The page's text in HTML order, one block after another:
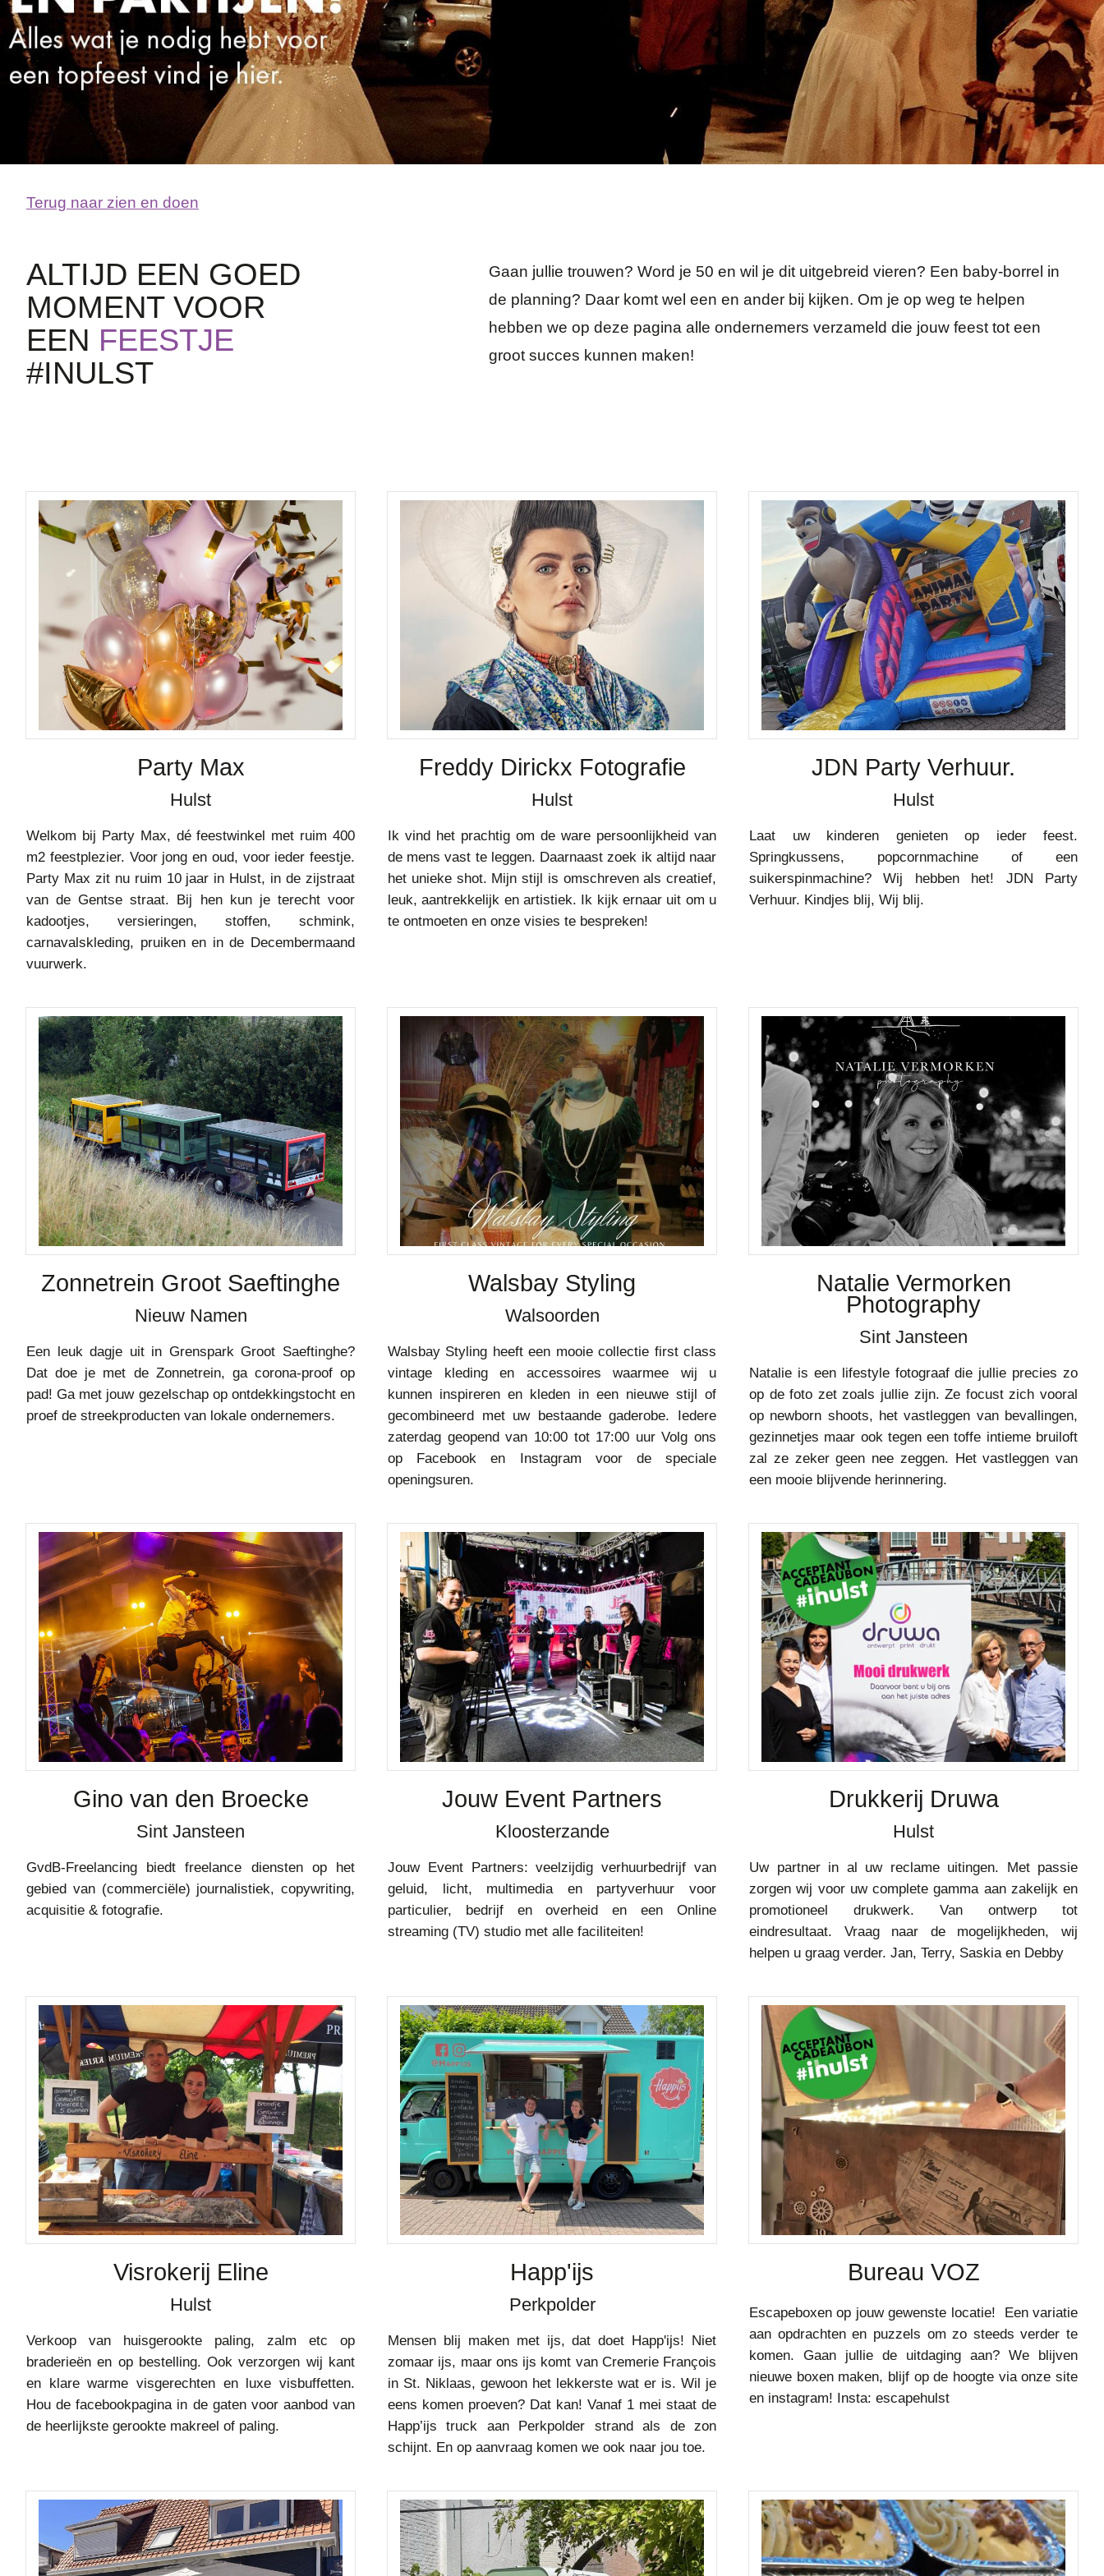
Terug naar zien en doen
ALTIJD EEN GOED
MOMENT VOOR
EEN FEESTJE
#INULST
Gaan jullie trouwen? Word je 50 en wil je dit uitgebreid vieren? Een baby-borrel in
de planning? Daar komt wel een en ander bij kijken. Om je op weg te helpen
hebben we op deze pagina alle ondernemers verzameld die jouw feest tot een
groot succes kunnen maken!
Party Max
Hulst
Welkom bij Party Max, dé feestwinkel met ruim 400
m2 feestplezier. Voor jong en oud, voor ieder feestje.
Party Max zit nu ruim 10 jaar in Hulst, in de zijstraat
van de Gentse straat. Bij hen kun je terecht voor
kadootjes, versieringen, stoffen, schmink,
carnavalskleding, pruiken en in de Decembermaand
vuurwerk.
Freddy Dirickx Fotografie
Hulst
Ik vind het prachtig om de ware persoonlijkheid van
de mens vast te leggen. Daarnaast zoek ik altijd naar
het unieke shot. Mijn stijl is omschreven als creatief,
leuk, aantrekkelijk en artistiek. Ik kijk ernaar uit om u
te ontmoeten en onze visies te bespreken!
JDN Party Verhuur.
Hulst
Laat uw kinderen genieten op ieder feest.
Springkussens, popcornmachine of een
suikerspinmachine? Wij hebben het! JDN Party
Verhuur. Kindjes blij, Wij blij.
Zonnetrein Groot Saeftinghe
Nieuw Namen
Een leuk dagje uit in Grenspark Groot Saeftinghe?
Dat doe je met de Zonnetrein, ga corona-proof op
pad! Ga met jouw gezelschap op ontdekkingstocht en
proef de streekproducten van lokale ondernemers.
Walsbay Styling
Walsoorden
Walsbay Styling heeft een mooie collectie first class
vintage kleding en accessoires waarmee wij u
kunnen inspireren en kleden in een nieuwe stijl of
gecombineerd met uw bestaande gaderobe. Iedere
zaterdag geopend van 10:00 tot 17:00 uur Volg ons
op Facebook en Instagram voor de speciale
openingsuren.
Natalie Vermorken
Photography
Sint Jansteen
Natalie is een lifestyle fotograaf die jullie precies zo
op de foto zet zoals jullie zijn. Ze focust zich vooral
op newborn shoots, het vastleggen van bevallingen,
gezinnetjes maar ook tegen een toffe intieme bruiloft
zal ze zeker geen nee zeggen. Het vastleggen van
een mooie blijvende herinnering.
Gino van den Broecke
Sint Jansteen
GvdB-Freelancing biedt freelance diensten op het
gebied van (commerciële) journalistiek, copywriting,
acquisitie & fotografie.
Jouw Event Partners
Kloosterzande
Jouw Event Partners: veelzijdig verhuurbedrijf van
geluid, licht, multimedia en partyverhuur voor
particulier, bedrijf en overheid en een Online
streaming (TV) studio met alle faciliteiten!
Drukkerij Druwa
Hulst
Uw partner in al uw reclame uitingen. Met passie
zorgen wij voor uw complete gamma aan zakelijk en
promotioneel drukwerk. Van ontwerp tot
eindresultaat. Vraag naar de mogelijkheden, wij
helpen u graag verder. Jan, Terry, Saskia en Debby
Visrokerij Eline
Hulst
Verkoop van huisgerookte paling, zalm etc op
braderieën en op bestelling. Ook verzorgen wij kant
en klare warme visgerechten en luxe visbuffetten.
Hou de facebookpagina in de gaten voor aanbod van
de heerlijkste gerookte makreel of paling.
Happ'ijs
Perkpolder
Mensen blij maken met ijs, dat doet Happ'ijs! Niet
zomaar ijs, maar ons ijs komt van Cremerie François
in St. Niklaas, gewoon het lekkerste wat er is. Wil je
eens komen proeven? Dat kan! Vanaf 1 mei staat de
Happ’ijs truck aan Perkpolder strand als de zon
schijnt. En op aanvraag komen we ook naar jou toe.
Bureau VOZ
Escapeboxen op jouw gewenste locatie! Een variatie
aan opdrachten en puzzels om zo steeds verder te
komen. Gaan jullie de uitdaging aan? We blijven
nieuwe boxen maken, blijf op de hoogte via onze site
en instagram! Insta: escapehulst